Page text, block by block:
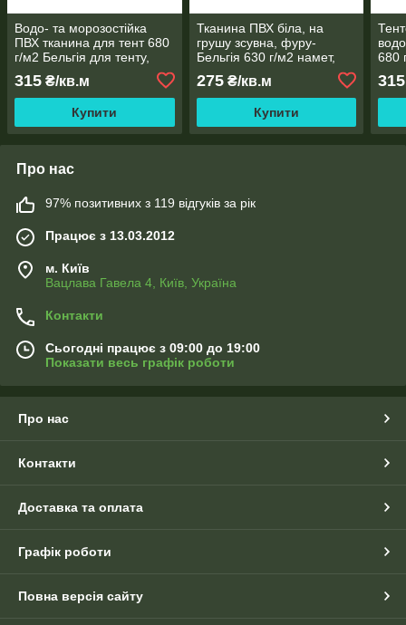
Водо- та морозостійка
ПВХ тканина для тент 680
г/м2 Бельгія для тенту,
причепа, на фуру, намети
315 ₴/кв.м
Купити
Тканина ПВХ біла, на
грушу зсувна, фуру-
Бельгія 630 г/м2 намет,
альтанку, водо-моростійка,
тентована
275₴/кв.м
Купити
680
315
Про нас
97% позитивних з 119 відгуків за рік
Працює з 13.03.2012
м. Київ
Вацлава Гавела 4, Київ, Україна
Контакти
Сьогодні працює з 09:00 до 19:00
Показати весь графік роботи
Про нас
Контакти
Доставка та оплата
Графік роботи
Повна версія сайту